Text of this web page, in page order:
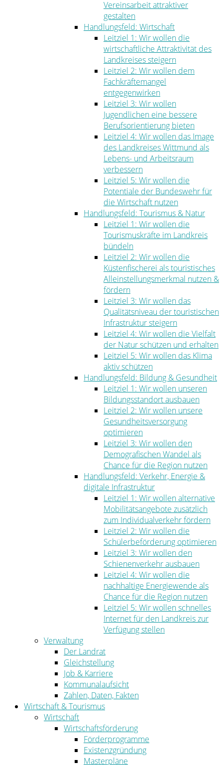
Vereinsarbeit attraktiver
gestalten
Handlungsfeld: Wirtschaft
Leitziel 1: Wir wollen die
wirtschaftliche Attraktivität des
Landkreises steigern
Leitziel 2: Wir wollen dem
Fachkräftemangel
entgegenwirken
Leitziel 3: Wir wollen
Jugendlichen eine bessere
Berufsorientierung bieten
Leitziel 4: Wir wollen das Image
des Landkreises Wittmund als
Lebens- und Arbeitsraum
verbessern
Leitziel 5: Wir wollen die
Potentiale der Bundeswehr für
die Wirtschaft nutzen
Handlungsfeld: Tourismus & Natur
Leitziel 1: Wir wollen die
Tourismuskräfte im Landkreis
bündeln
Leitziel 2: Wir wollen die
Küstenfischerei als touristisches
Alleinstellungsmerkmal nutzen &
fördern
Leitziel 3: Wir wollen das
Qualitätsniveau der touristischen
Infrastruktur steigern
Leitziel 4: Wir wollen die Vielfalt
der Natur schützen und erhalten
Leitziel 5: Wir wollen das Klima
aktiv schützen
Handlungsfeld: Bildung & Gesundheit
Leitziel 1: Wir wollen unseren
Bildungsstandort ausbauen
Leitziel 2: Wir wollen unsere
Gesundheitsversorgung
optimieren
Leitziel 3: Wir wollen den
Demografischen Wandel als
Chance für die Region nutzen
Handlungsfeld: Verkehr, Energie &
digitale Infrastruktur
Leitziel 1: Wir wollen alternative
Mobilitätsangebote zusätzlich
zum Individualverkehr fördern
Leitziel 2: Wir wollen die
Schülerbeförderung optimieren
Leitziel 3: Wir wollen den
Schienenverkehr ausbauen
Leitziel 4: Wir wollen die
nachhaltige Energiewende als
Chance für die Region nutzen
Leitziel 5: Wir wollen schnelles
Internet für den Landkreis zur
Verfügung stellen
Verwaltung
Der Landrat
Gleichstellung
Job & Karriere
Kommunalaufsicht
Zahlen, Daten, Fakten
Wirtschaft & Tourismus
Wirtschaft
Wirtschaftsförderung
Förderprogramme
Existenzgründung
Masterpläne